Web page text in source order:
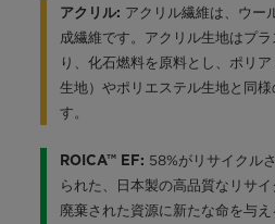
アクリル: アクリル繊維は、ウー
成繊維です。アクリル生地はプ
り、化石燃料を原料とし、ポリ
生地）やポリエステル生地と同
す。
ROICA™ EF: 58%がリサイクル
られた、日本製の高品質なリサイ
廃棄された資源に新たな命を与